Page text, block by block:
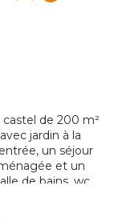
de 200 m²
jardin à la
un séjour
et un
de bains, wc.